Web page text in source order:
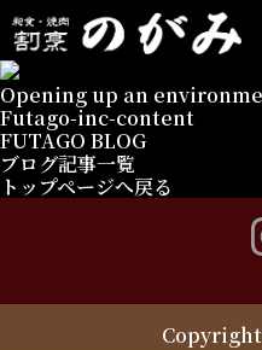
Opening up an
Futago-inc-content
FUTAGO BLOG
ブログ記事一覧
トップページへ戻る